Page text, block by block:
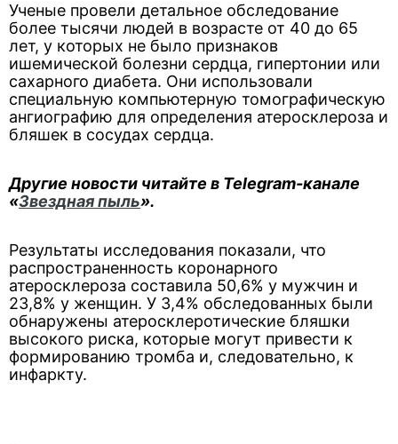
Ученые провели детальное обследование
более тысячи людей в возрасте от 40 до 65
лет, у которых не было признаков
ишемической болезни сердца, гипертонии или
сахарного диабета. Они использовали
специальную компьютерную томографическую
ангиографию для определения атеросклероза и
бляшек в сосудах сердца.
Другие новости читайте в Telegram-канале
«Звездная пыль».
Результаты исследования показали, что
распространенность коронарного
атеросклероза составила 50,6% у мужчин и
23,8% у женщин. У 3,4% обследованных были
обнаружены атеросклеротические бляшки
высокого риска, которые могут привести к
формированию тромба и, следовательно, к
инфаркту.